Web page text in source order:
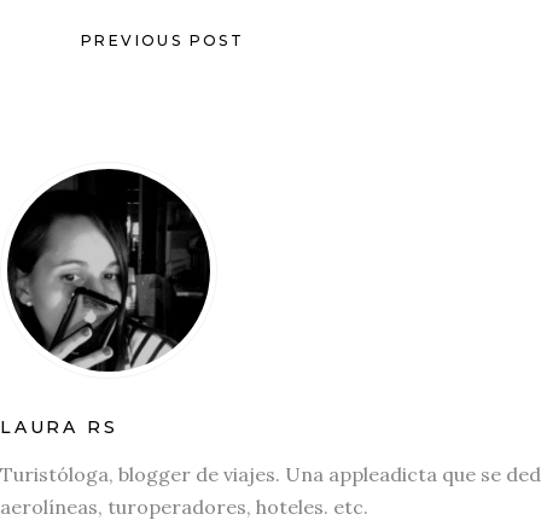
PREVIOUS POST
LAURA RS
Turistóloga, blogger de viajes. Una appleadicta que se
aerolíneas, turoperadores, hoteles. etc.